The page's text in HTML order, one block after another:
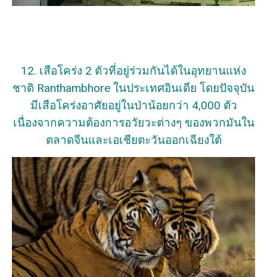
12. เสือโคร่ง 2 ตัวที่อยู่ร่วมกันได้ในอุทยานแห่ง
ชาติ Ranthambhore ในประเทศอินเดีย โดยปัจจุบัน
มีเสือโคร่งอาศัยอยู่ในป่าน้อยกว่า 4,000 ตัว
เนื่องจากความต้องการอวัยวะต่างๆ ของพวกมันใน
ตลาดจีนและเอเชียตะวันออกเฉียงใต้